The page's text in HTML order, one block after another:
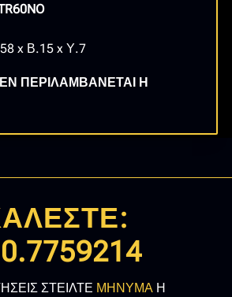
x Β.15 x Υ.7
ΠΕΡΙΛΑΜΒΑΝΕΤΑΙ Η
ΣΤΕΙΛΤΕ ΜΗΝΥΜΑ Η